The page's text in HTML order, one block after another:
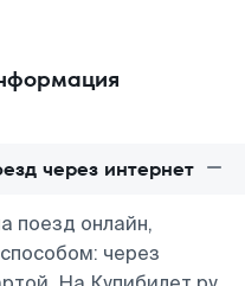
через интернет
поезд онлайн,
через